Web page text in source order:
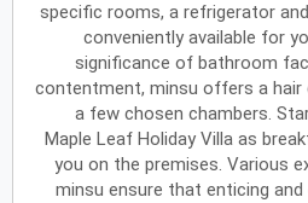
2027
خالخميس
جالجمعةسالسبت
2027
خالخميس
جالجمعةسالسبت
specific rooms, a refrigerator
conveniently available for
significance of bathroom
contentment, minsu offers a hair
a few chosen chambers.
Maple Leaf Holiday Villa as
you on the premises. Various
minsu ensure that enticing